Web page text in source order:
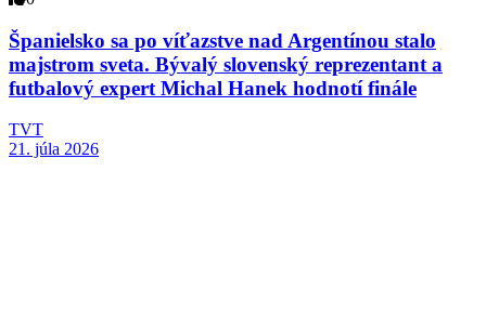
Španielsko sa po víťazstve nad Argentínou stalo
majstrom sveta. Bývalý slovenský reprezentant a
futbalový expert Michal Hanek hodnotí finále
TVT
21. júla 2026